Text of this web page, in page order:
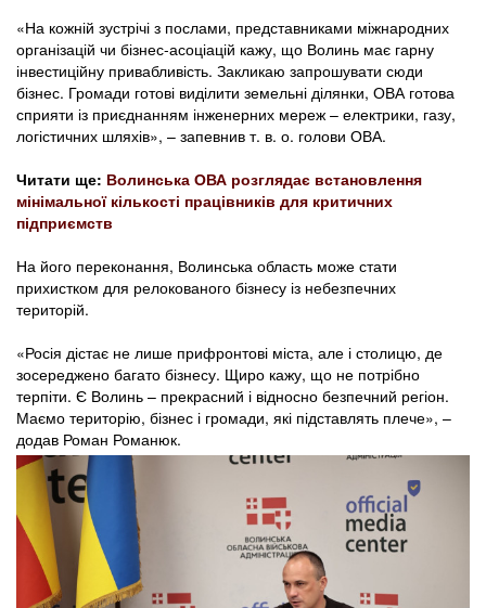
«На кожній зустрічі з послами, представниками міжнародних
організацій чи бізнес-асоціацій кажу, що Волинь має гарну
інвестиційну привабливість. Закликаю запрошувати сюди
бізнес. Громади готові виділити земельні ділянки, ОВА готова
сприяти із приєднанням інженерних мереж – електрики, газу,
логістичних шляхів», – запевнив т. в. о. голови ОВА.
Читати ще: Волинська ОВА розглядає встановлення
мінімальної кількості працівників для критичних
підприємств
На його переконання, Волинська область може стати
прихистком для релокованого бізнесу із небезпечних
територій.
«Росія дістає не лише прифронтові міста, але і столицю, де
зосереджено багато бізнесу. Щиро кажу, що не потрібно
терпіти. Є Волинь – прекрасний і відносно безпечний регіон.
Маємо територію, бізнес і громади, які підставлять плече», –
додав Роман Романюк.